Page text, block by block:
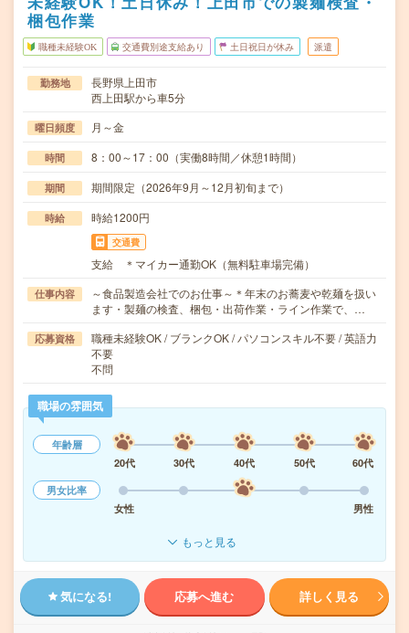
梱包作業
職種未経験OK 交通費別途支給あり 土日祝日が休み 派遣
勤務地
長野県上田市
西上田駅から車5分
曜日頻度 月～金
時間 8：00～17：00（実働8時間／休憩1時間）
期間 期間限定（2026年9月～12月初旬まで）
時給 時給1200円
交通費
支給 ＊マイカー通勤OK（無料駐車場完備）
仕事内容
～食品製造会社でのお仕事～＊年末のお蕎麦や乾麺を扱い
ます・製麺の検査、梱包・出荷作業・ライン作業で、…
応募資格
職種未経験OK / ブランクOK / パソコンスキル不要 / 英語力
不要
不問
職場の雰囲気
年齢層
20代
30代 40代 50代
60代
男女比率
女性
男性
もっと見る
気になる! 応募へ進む 詳しく見る